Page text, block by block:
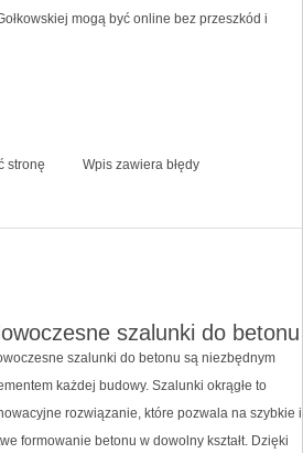
mogą być online bez przeszkód i
stronę Wpis zawiera błędy
szalunki do betonu
szalunki do betonu są niezbędnym
każdej budowy. Szalunki okrągłe to
rozwiązanie, które pozwala na szybkie i
formowanie betonu w dowolny kształt. Dzięki